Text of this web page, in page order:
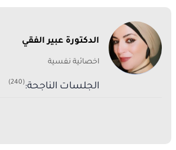
الدكتورة عبير الفقي
اخصائية نفسية
الجلسات الناجحة:(240)